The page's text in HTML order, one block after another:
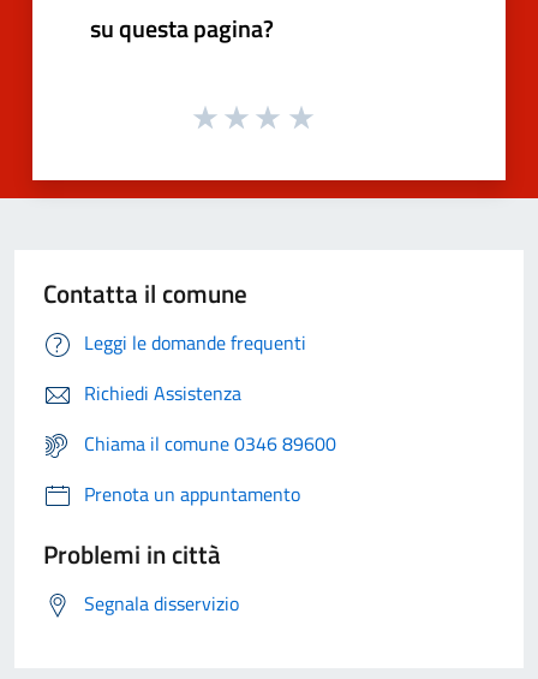
su questa pagina?
Contatta il comune
Leggi le domande frequenti
Richiedi Assistenza
Chiama il comune 0346 89600
Prenota un appuntamento
Problemi in città
Segnala disservizio